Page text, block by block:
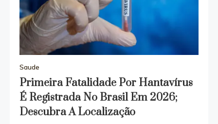
Saude
Primeira Fatalidade Por Hantavírus
É Registrada No Brasil Em 2026;
Descubra A Localização